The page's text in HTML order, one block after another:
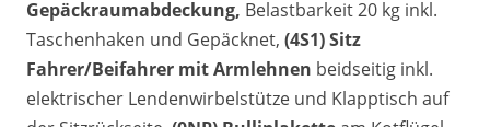
Gepäckraumabdeckung, Belastbarkeit 20 kg inkl.
Taschenhaken und Gepäcknet, (4S1) Sitz
Fahrer/Beifahrer mit Armlehnen beidseitig inkl.
elektrischer Lendenwirbelstütze und Klapptisch auf